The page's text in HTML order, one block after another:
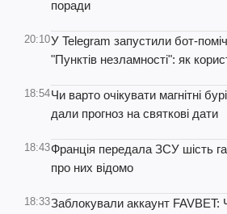
поради
20:10У Telegram запустили бот-
"Пунктів незламності": як
18:54Чи варто очікувати магнітні
дали прогноз на святкові дати
18:43Франція передала ЗСУ шість
про них відомо
18:33Заблокували аккаунт